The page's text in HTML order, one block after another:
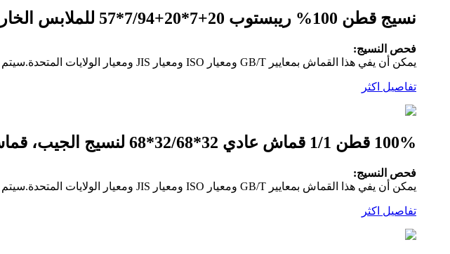
نسيج قطن 100% ريبستوب 20+7*20+7/94*57 للملابس الخارجية والملابس غير الرسمية والحقائب والقبعات
فحص النسيج:
يمكن أن يفي هذا القماش بمعايير GB/T ومعيار ISO ومعيار JIS ومعيار الولايات المتحدة.سيتم فحص جميع الأقمشة بنسبة 100 بالمائة قبل الشحن وفقًا لمعيار النظام الأمريكي ذو النقاط الأربع.
تفاصيل اكثر
100% قطن 1/1 قماش عادي 32*32/68*68 لنسيج الجيب، قماش البطانة
فحص النسيج:
يمكن أن يفي هذا القماش بمعايير GB/T ومعيار ISO ومعيار JIS ومعيار الولايات المتحدة.سيتم فحص جميع الأقمشة بنسبة 100 بالمائة قبل الشحن وفقًا لمعيار النظام الأمريكي ذو النقاط الأربع.
تفاصيل اكثر